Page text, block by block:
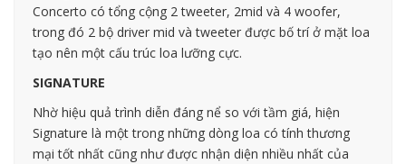
Concerto có tổng cộng 2 tweeter, 2mid và 4 woofer,
trong đó 2 bộ driver mid và tweeter được bố trí ở mặt loa
tạo nên một cấu trúc loa lưỡng cực.
SIGNATURE
Nhờ hiệu quả trình diễn đáng nể so với tầm giá, hiện
Signature là một trong những dòng loa có tính thương
mại tốt nhất cũng như được nhận diện nhiều nhất của